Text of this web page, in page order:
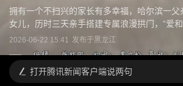
拥有一个不扫兴的家长有多幸福，哈尔滨一父
女儿，历时三天亲手搭建专属浪漫拱门，“爱和
2026-06-22 15:41 发布于黑龙江
打开腾讯新闻客户端说两句